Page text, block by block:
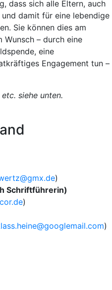
dass sich alle Eltern, auch
damit für eine lebendige
Sie können dies am
Wunsch – durch eine
eine
Engagement tun –
siehe unten.
)
Schriftführerin)
)
)